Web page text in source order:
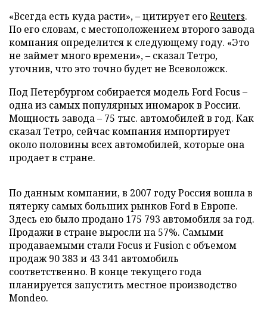
«Всегда есть куда расти», – цитирует егоReuters.
По его словам, с местоположением второго завода
компания определится к следующему году. «Это
не займет много времени», – сказал Тетро,
уточнив, что это точно будет не Всеволожск.
Под Петербургом собирается модель Ford Focus –
одна из самых популярных иномарок в России.
Мощность завода – 75 тыс. автомобилей в год. Как
сказал Тетро, сейчас компания импортирует
около половины всех автомобилей, которые она
продает в стране.
По данным компании, в 2007 году Россия вошла в
пятерку самых больших рынков Ford в Европе.
Здесь ею было продано 175 793 автомобиля за год.
Продажи в стране выросли на 57%. Самыми
продаваемыми стали Focus и Fusion с объемом
продаж 90 383 и 43 341 автомобиль
соответственно. В конце текущего года
планируется запустить местное производство
Mondeo.